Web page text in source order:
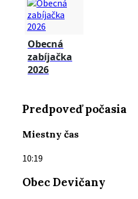
Obecná
zabíjačka
2026
Predpoveď počasia
Miestny čas
10:19
Obec Devičany